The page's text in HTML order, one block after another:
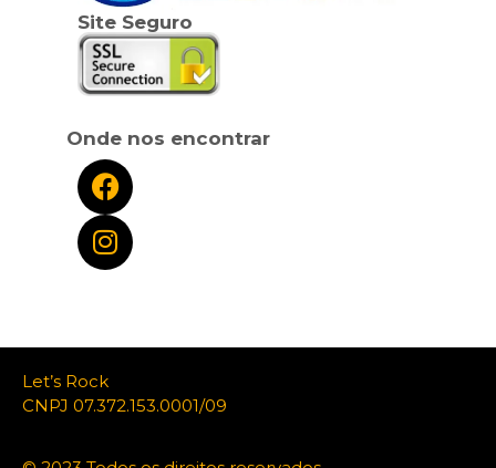
Site Seguro
Onde nos encontrar
Let’s Rock
CNPJ 07.372.153.0001/09